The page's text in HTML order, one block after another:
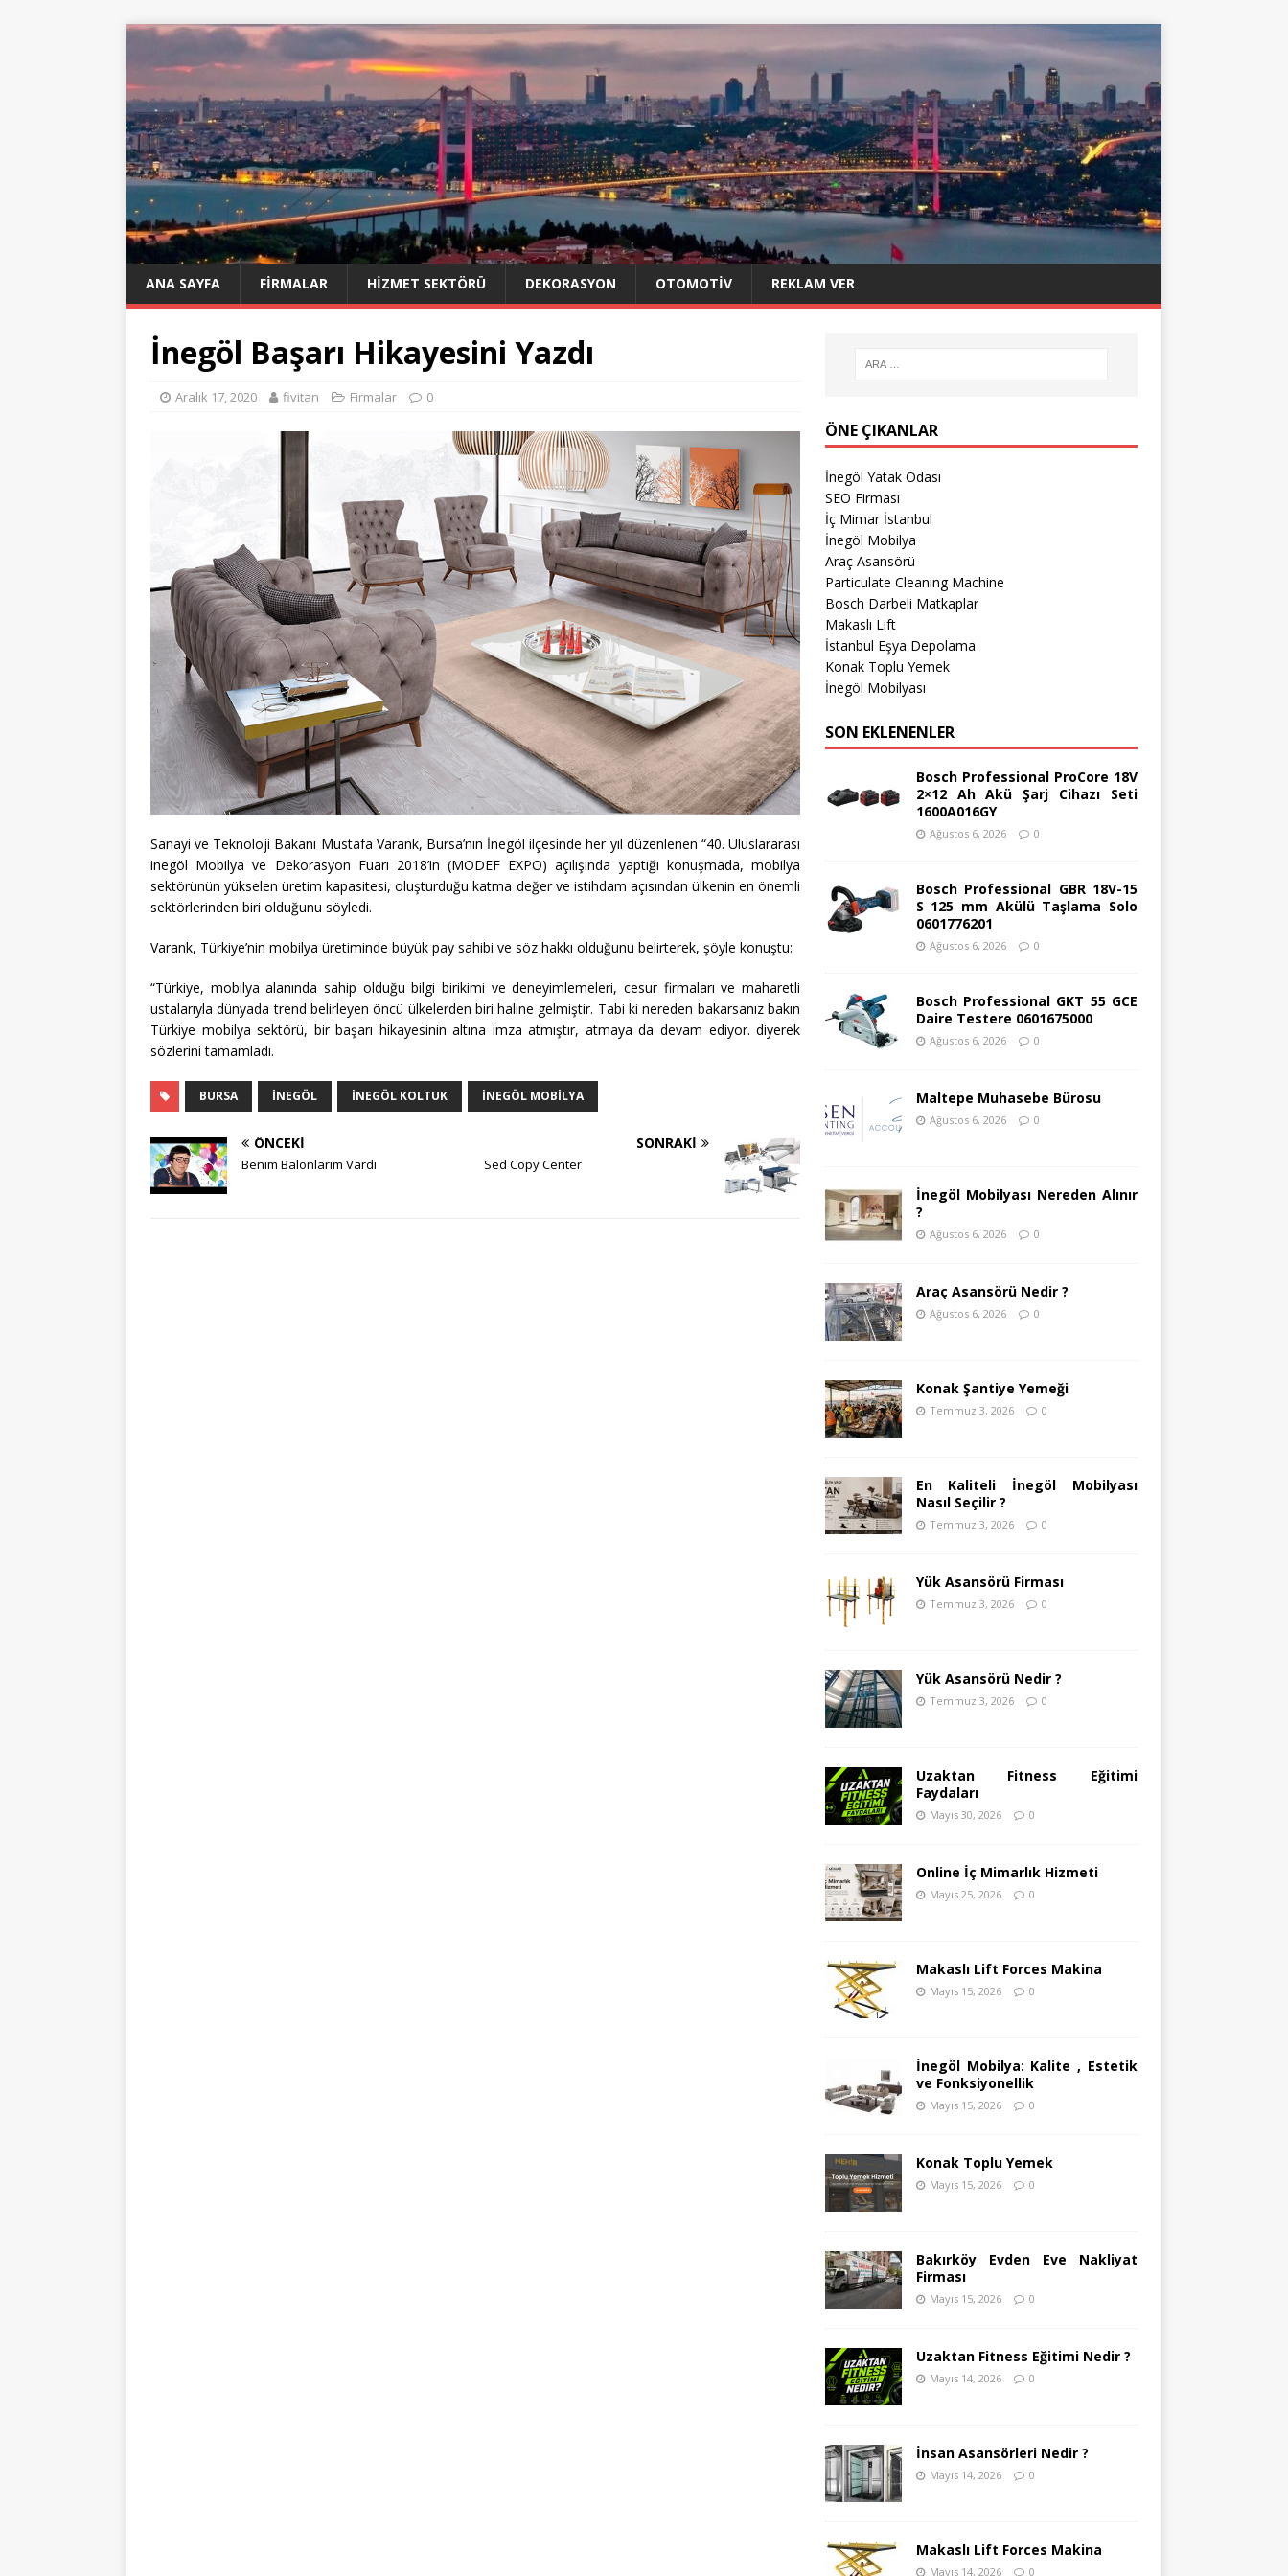
ANA SAYFA FIRMALAR HIZMET SEKTÖRÜ DEKORASYON OTOMOTIV REKLAM VER
İnegöl Başarı Hikayesini Yazdı
Aralık 17, 2020 fivitan Firmalar 0
Sanayi ve Teknoloji Bakanı Mustafa Varank, Bursa’nın İnegöl ilçesinde her yıl düzenlenen “40. Uluslararası
inegöl Mobilya ve Dekorasyon Fuarı 2018’in (MODEF EXPO) açılışında yaptığı konuşmada, mobilya
sektörünün yükselen üretim kapasitesi, oluşturduğu katma değer ve istihdam açısından ülkenin en önemli
sektörlerinden biri olduğunu söyledi.
Varank, Türkiye’nin mobilya üretiminde büyük pay sahibi ve söz hakkı olduğunu belirterek, şöyle konuştu:
“Türkiye, mobilya alanında sahip olduğu bilgi birikimi ve deneyimlemeleri, cesur firmaları ve maharetli
ustalarıyla dünyada trend belirleyen öncü ülkelerden biri haline gelmiştir. Tabi ki nereden bakarsanız bakın
Türkiye mobilya sektörü, bir başarı hikayesinin altına imza atmıştır, atmaya da devam ediyor. diyerek
sözlerini tamamladı.
BURSA INEGÖL INEGÖL KOLTUK INEGÖL MOBILYA
ÖNCEKI
Benim Balonlarım Vardı
SONRAKI
Sed Copy Center
ÖNE ÇIKANLAR
İnegöl Yatak Odası
SEO Firması
İç Mimar İstanbul
İnegöl Mobilya
Araç Asansörü
Particulate Cleaning Machine
Bosch Darbeli Matkaplar
Makaslı Lift
İstanbul Eşya Depolama
Konak Toplu Yemek
İnegöl Mobilyası
SON EKLENENLER
Bosch Professional ProCore 18V
2×12 Ah Akü Şarj Cihazı Seti
1600A016GY
Ağustos 6, 2026 0
Bosch Professional GBR 18V-15
S 125 mm Akülü Taşlama Solo
0601776201
Ağustos 6, 2026 0
Bosch Professional GKT 55 GCE
Daire Testere 0601675000
Ağustos 6, 2026 0
Maltepe Muhasebe Bürosu
Ağustos 6, 2026 0
İnegöl Mobilyası Nereden Alınır
?
Ağustos 6, 2026 0
Araç Asansörü Nedir ?
Ağustos 6, 2026 0
Konak Şantiye Yemeği
Temmuz 3, 2026 0
En Kaliteli İnegöl Mobilyası
Nasıl Seçilir ?
Temmuz 3, 2026 0
Yük Asansörü Firması
Temmuz 3, 2026 0
Yük Asansörü Nedir ?
Temmuz 3, 2026 0
Uzaktan Fitness Eğitimi
Faydaları
Mayıs 30, 2026 0
Online İç Mimarlık Hizmeti
Mayıs 25, 2026 0
Makaslı Lift Forces Makina
Mayıs 15, 2026 0
İnegöl Mobilya: Kalite , Estetik
ve Fonksiyonellik
Mayıs 15, 2026 0
Konak Toplu Yemek
Mayıs 15, 2026 0
Bakırköy Evden Eve Nakliyat
Firması
Mayıs 15, 2026 0
Uzaktan Fitness Eğitimi Nedir ?
Mayıs 14, 2026 0
İnsan Asansörleri Nedir ?
Mayıs 14, 2026 0
Makaslı Lift Forces Makina
Mayıs 14, 2026 0